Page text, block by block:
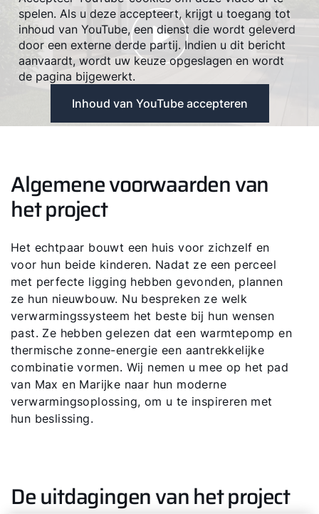
spelen. Als u deze accepteert, krijgt u toegang tot
inhoud van YouTube, een dienst die wordt geleverd
door een externe derde partij. Indien u dit bericht
aanvaardt, wordt uw keuze opgeslagen en wordt
de pagina bijgewerkt.
Inhoud van YouTube accepteren
Algemene voorwaarden van
het project
Het echtpaar bouwt een huis voor zichzelf en
voor hun beide kinderen. Nadat ze een perceel
met perfecte ligging hebben gevonden, plannen
ze hun nieuwbouw. Nu bespreken ze welk
verwarmingssysteem het beste bij hun wensen
past. Ze hebben gelezen dat een warmtepomp en
thermische zonne-energie een aantrekkelijke
combinatie vormen. Wij nemen u mee op het pad
van Max en Marijke naar hun moderne
verwarmingsoplossing, om u te inspireren met
hun beslissing.
De uitdagingen van het project